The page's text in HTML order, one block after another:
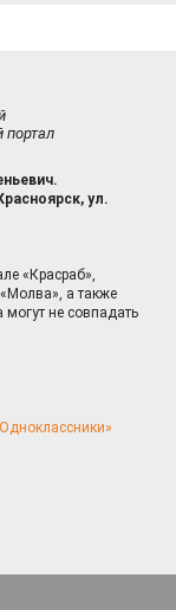
портал
ул.
«Красраб»,
а также
не совпадать